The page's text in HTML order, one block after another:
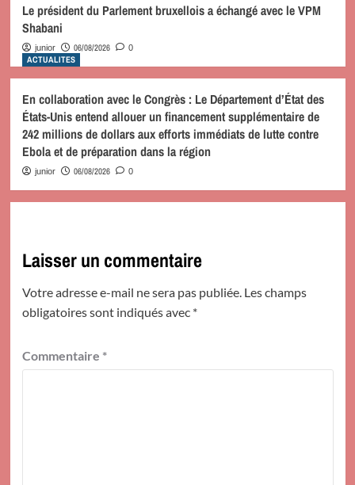
Le président du Parlement bruxellois a échangé avec le VPM
Shabani
junior 06/08/2026 0
ACTUALITES
En collaboration avec le Congrès : Le Département d’État des
États-Unis entend allouer un financement supplémentaire de
242 millions de dollars aux efforts immédiats de lutte contre
Ebola et de préparation dans la région
junior 06/08/2026 0
Laisser un commentaire
Votre adresse e-mail ne sera pas publiée. Les champs
obligatoires sont indiqués avec *
Commentaire *